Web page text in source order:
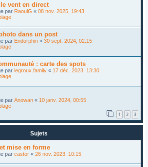
vent en direct
par RaoulG « 08 nov. 2025, 19:43
dans un post
par Endorphin « 30 sept. 2024, 02:15
: carte des spots
par legroux.family « 17 déc. 2023, 13:30
par Anowan « 10 janv. 2024, 00:55
1 2 3
Sujets
mise en forme
par castor « 26 nov. 2023, 10:15